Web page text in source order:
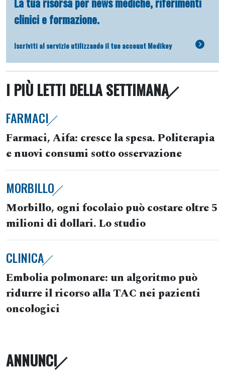
clinici e formazione.
Iscriviti al servizio utilizzando il tuo account Medikey
I PIÙ LETTI DELLA SETTIMANA
FARMACI
Farmaci, Aifa: cresce la spesa. Politerapia
e nuovi consumi sotto osservazione
MORBILLO
Morbillo, ogni focolaio può costare oltre 5
milioni di dollari. Lo studio
CLINICA
Embolia polmonare: un algoritmo può
ridurre il ricorso alla TAC nei pazienti
oncologici
ANNUNCI